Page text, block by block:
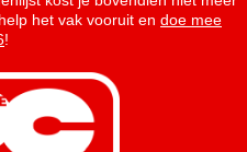
het vak vooruit en doe mee
!